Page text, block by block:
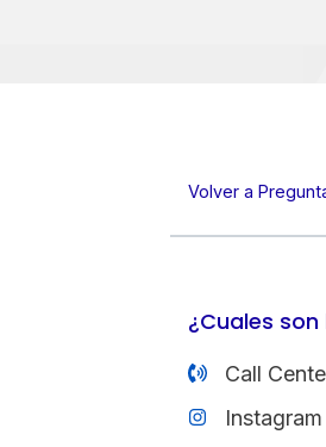
Volver a
¿Cuales
Call